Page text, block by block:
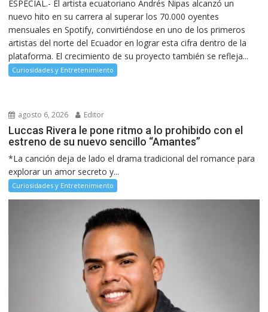
ESPECIAL.- El artista ecuatoriano Andrés Nipas alcanzó un
nuevo hito en su carrera al superar los 70.000 oyentes
mensuales en Spotify, convirtiéndose en uno de los primeros
artistas del norte del Ecuador en lograr esta cifra dentro de la
plataforma. El crecimiento de su proyecto también se refleja...
Curiosidades y Entretenimiento
agosto 6, 2026 Editor
Luccas Rivera le pone ritmo a lo prohibido con el
estreno de su nuevo sencillo “Amantes”
*La canción deja de lado el drama tradicional del romance para
explorar un amor secreto y...
Curiosidades y Entretenimiento